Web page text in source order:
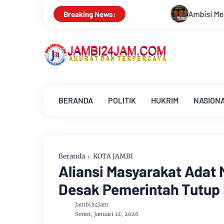
Breaking News:
Ambisi Menjadi Polisi Dimanfaatkan Oknum,
BERANDA POLITIK HUKRIM
Beranda KOTA JAMBI
Aliansi Masyarakat Adat
Desak Pemerintah Tutup
Jambi24Jam
Senin, Januari 12, 2026